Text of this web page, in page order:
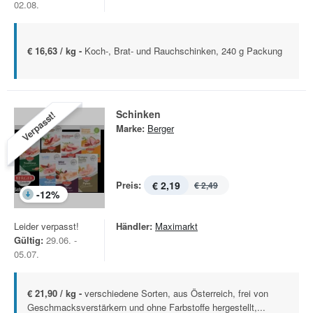
02.08.
€ 16,63 / kg - Koch-, Brat- und Rauchschinken, 240 g Packung
Verpasst!
-12%
Schinken
Marke: Berger
Preis: € 2,19 € 2,49
Leider verpasst!
Gültig: 29.06. -
05.07.
Händler: Maximarkt
€ 21,90 / kg - verschiedene Sorten, aus Österreich, frei von
Geschmacksverstärkern und ohne Farbstoffe hergestellt,...